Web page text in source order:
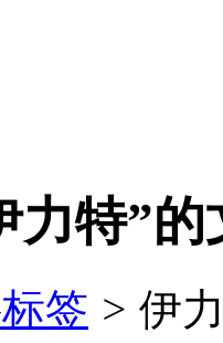
力特”的
签 > 伊